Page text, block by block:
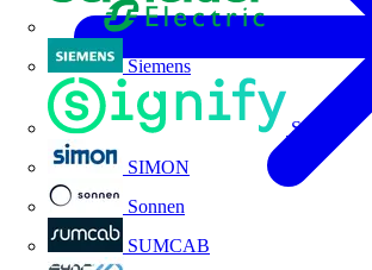
Siemens
Signify
SIMON
Sonnen
SUMCAB